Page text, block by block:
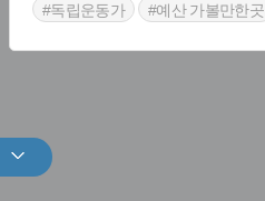
#독립운동가
#예산 가볼만한곳